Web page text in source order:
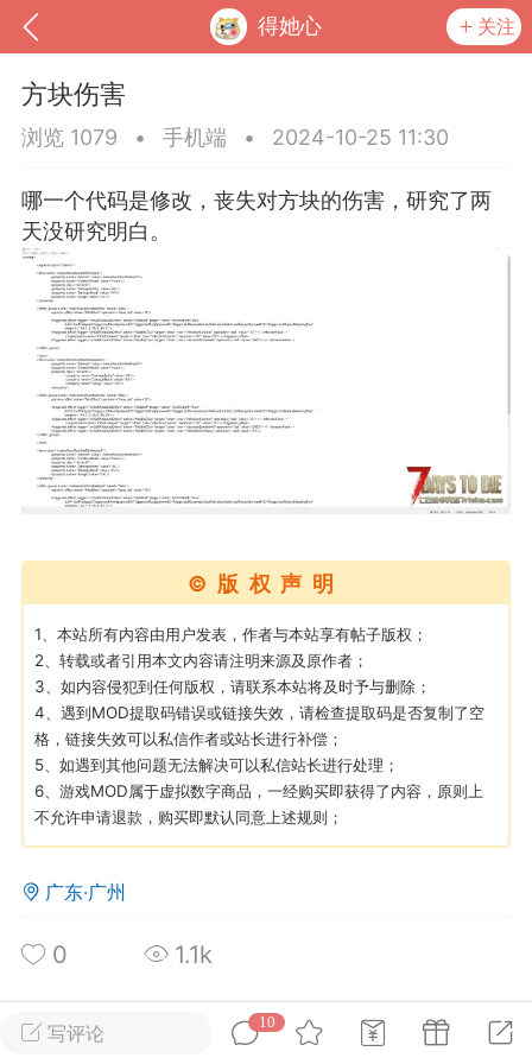
得她心 关注
我的钱包
MOD下载 攻略教程 联机招募
大人
02-10 15:45
电脑端 其他&工具
卖挂
禁止发布联机可用的作弊模组，
单机辅助引流私下售卖服务器外挂！
作弊模组的发布规范近期收到一些信息
作弊模组在联机服务器使用,为了维护游
环境，中文网特此发布以下声明，规范
模组的发布行为：1. *...
汉
2.22w
大人
Lv.8
写评论
10
方块伤害
浏览 1079 • 手机端 • 2024-10-25 11:30
哪一个代码是修改，丧失对方块的伤害，研究了两
天没研究明白。
©版权声明
1、本站所有内容由用户发表，作者与本站享有帖子版权；
2、转载或者引用本文内容请注明来源及原作者；
3、如内容侵犯到任何版权，请联系本站将及时予与删除；
4、遇到MOD提取码错误或链接失效，请检查提取码是否复制了空
格，链接失效可以私信作者或站长进行补偿；
5、如遇到其他问题无法解决可以私信站长进行处理；
6、游戏MOD属于虚拟数字商品，一经购买即获得了内容，原则上
不允许申请退款，购买即默认同意上述规则；
广东·广州
0 1.1k
关注